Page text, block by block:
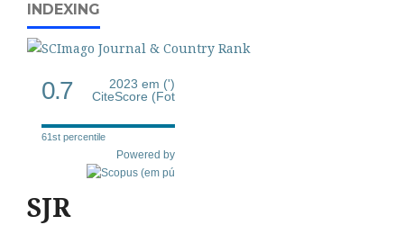
INDEXING
0.7
2023 em (')
CiteScore (Fot
61st percentile
Powered by
SJR